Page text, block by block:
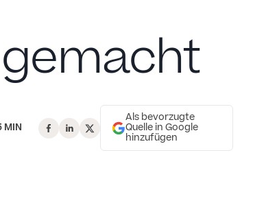
MIN
Als bevorzugte
Quelle in Google
hinzufügen